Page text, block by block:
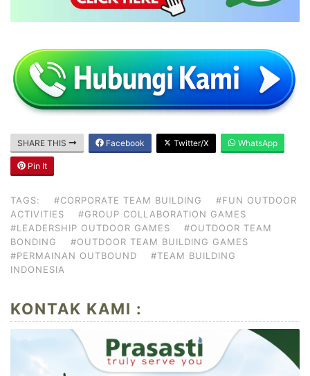
SHARE THIS Facebook Twitter/X WhatsApp
Pin It
TAGS: #CORPORATE TEAM BUILDING
#FUN OUTDOOR
ACTIVITIES
#GROUP COLLABORATION GAMES
#LEADERSHIP OUTDOOR GAMES
#OUTDOOR TEAM
BONDING
#OUTDOOR TEAM BUILDING GAMES
#PERMAINAN OUTBOUND
#TEAM BUILDING
INDONESIA
KONTAK KAMI :